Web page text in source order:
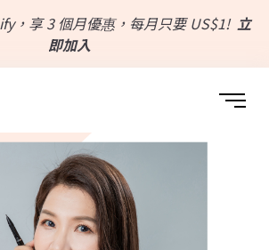
，享 3 個月優惠，每月只要 US$1! 立
即加入